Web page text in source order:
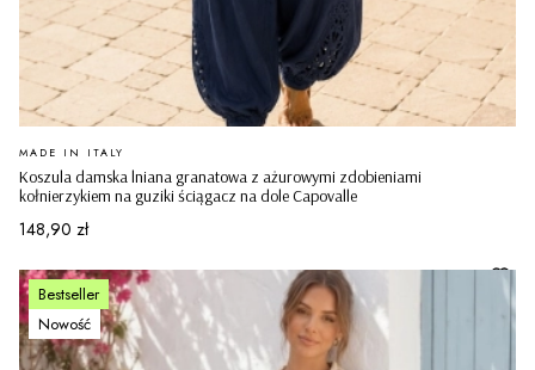
Koszula damska lniana granatowa z ażurowymi zdobieniami
kołnierzykiem na guziki ściągacz na dole Capovalle
PRODUCENT
MADE IN ITALY
Cena
148,90 zł
Bestseller
Nowość